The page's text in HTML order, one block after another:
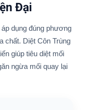
Đại
dụng đúng phương
chất. Diệt Côn Trùng
giúp tiêu diệt mối
ngừa mối quay lại